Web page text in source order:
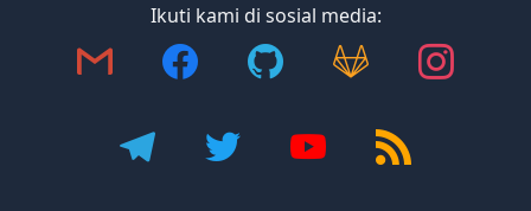
Ikuti kami di sosial media: